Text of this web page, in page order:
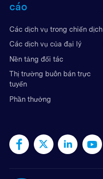
cáo
Các dịch vụ trong chiến dịch
Các dịch vụ của đại lý
Nền tảng đối tác
Thị trường buôn bán trực
tuyến
Phần thưởng